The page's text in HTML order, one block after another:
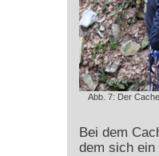
Abb. 7: Der
Bei dem
dem sich ein